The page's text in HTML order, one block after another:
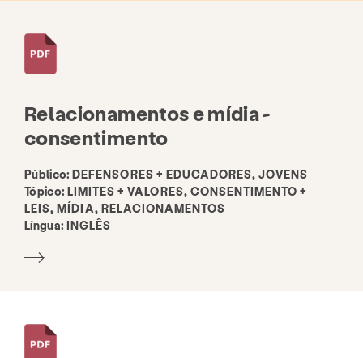
Relacionamentos e mídia -
consentimento
Público:DEFENSORES + EDUCADORES, JOVENS
Tópico: LIMITES + VALORES, CONSENTIMENTO +
LEIS, MÍDIA, RELACIONAMENTOS
Língua: INGLÊS